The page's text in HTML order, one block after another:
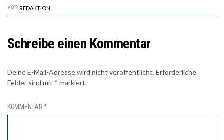
von REDAKTION
Schreibe einen Kommentar
Deine E-Mail-Adresse wird nicht veröffentlicht.Erforderliche
Felder sind mit * markiert
KOMMENTAR*